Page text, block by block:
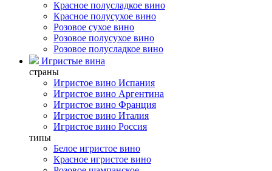
Красное полусладкое вино
Красное полусухое вино
Розовое сухое вино
Розовое полусухое вино
Розовое полусладкое вино
Игристые вина
страны
Игристое вино Испания
Игристое вино Аргентина
Игристое вино Франция
Игристое вино Италия
Игристое вино Россия
типы
Белое игристое вино
Красное игристое вино